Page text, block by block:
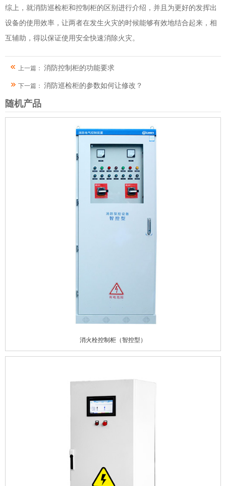
综上，就消防巡检柜和控制柜的区别进行介绍，并且为更好的发挥出
设备的使用效率，让两者在发生火灾的时候能够有效地结合起来，相
互辅助，得以保证使用安全快速消除火灾。
上一篇： 消防控制柜的功能要求
下一篇： 消防巡检柜的参数如何让修改？
随机产品
消火栓控制柜（智控型）